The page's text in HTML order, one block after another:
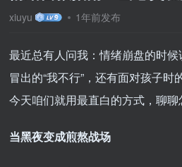
xiuyu 1年前发布
最近总有人问我：情绪崩盘的时
冒出的“我不行”，还有面对孩子
今天咱们就用最直白的方式，聊聊
当黑夜变成煎熬战场